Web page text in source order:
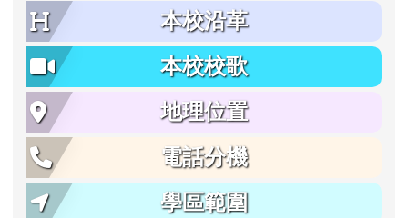
本校沿革
本校校歌
地理位置
電話分機
學區範圍